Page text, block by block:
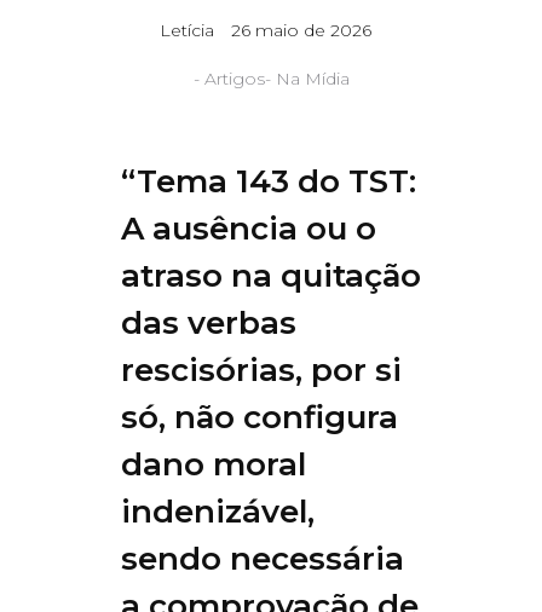
Letícia 26 maio de 2026
- Artigos- Na Mídia
“Tema 143 do TST:
A ausência ou o
atraso na quitação
das verbas
rescisórias, por si
só, não configura
dano moral
indenizável,
sendo necessária